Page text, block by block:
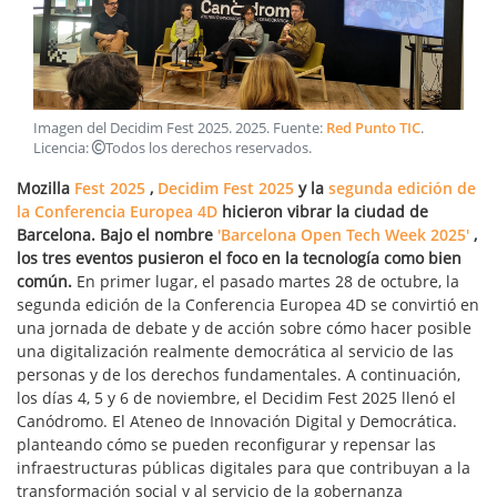
Imagen del Decidim Fest 2025.2025. Fuente: Red Punto TIC.
Licencia:
Todos los derechos reservados.
Mozilla Fest 2025 , Decidim Fest 2025 y la segunda edición de
la Conferencia Europea 4D hicieron vibrar la ciudad de
Barcelona. Bajo el nombre 'Barcelona Open Tech Week 2025' ,
los tres eventos pusieron el foco en la tecnología como bien
común. En primer lugar, el pasado martes 28 de octubre, la
segunda edición de la Conferencia Europea 4D se convirtió en
una jornada de debate y de acción sobre cómo hacer posible
una digitalización realmente democrática al servicio de las
personas y de los derechos fundamentales. A continuación,
los días 4, 5 y 6 de noviembre, el Decidim Fest 2025 llenó el
Canódromo. El Ateneo de Innovación Digital y Democrática.
planteando cómo se pueden reconfigurar y repensar las
infraestructuras públicas digitales para que contribuyan a la
transformación social y al servicio de la gobernanza